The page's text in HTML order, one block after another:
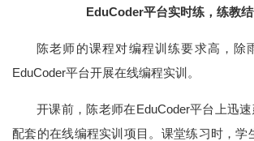
EduCoder平台实时练，练教
陈老师的课程对编程训练要求高，除
EduCoder平台开展在线编程实训。
开课前，陈老师在EduCoder平台上迅
配套的在线编程实训项目。课堂练习时，学